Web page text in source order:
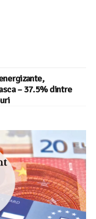
– 37.5% dintre